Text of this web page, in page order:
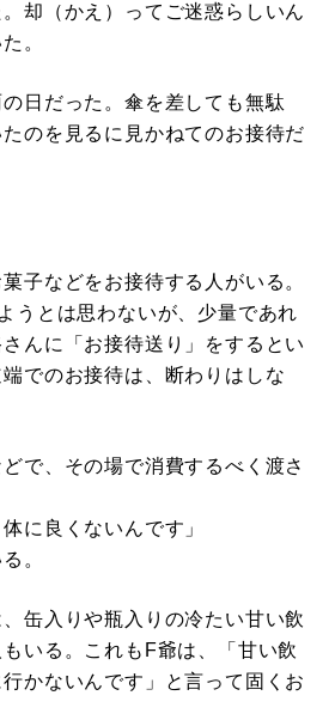
却（かえ）ってご迷惑らしいん
。
日だった。傘を差しても無駄
のを見るに見かねてのお接待だ
子などをお接待する人がいる。
うとは思わないが、少量であれ
んに「お接待送り」をするとい
でのお接待は、断わりはしな
で、その場で消費するべく渡さ
に良くないんです」
。
缶入りや瓶入りの冷たい甘い飲
いる。これもF爺は、「甘い飲
かないんです」と言って固くお